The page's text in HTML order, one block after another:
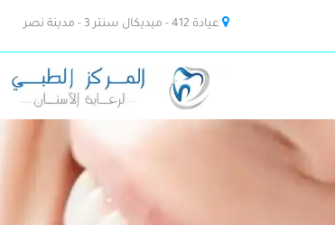
عيادة 412 - ميديكال سنتر 3 - مدينة نصر